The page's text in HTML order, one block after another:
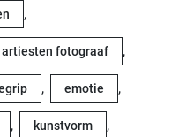
,
artiesten fotograaf ,
, emotie ,
, kunstvorm ,